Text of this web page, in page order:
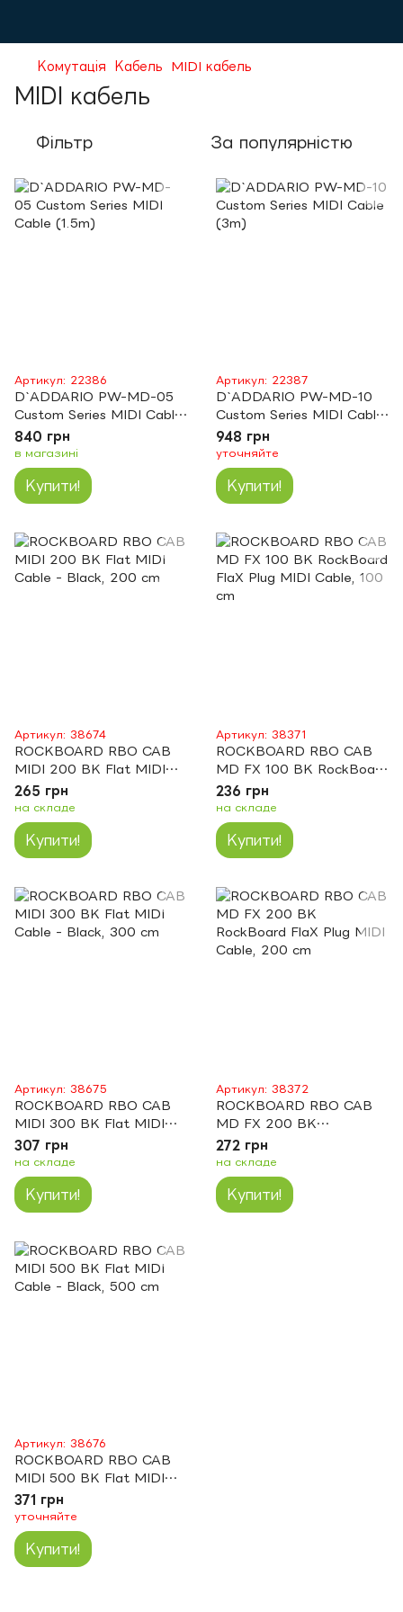
Комутація Кабель MIDI кабель
MIDI кабель
Фільтр За популярністю
Артикул: 22386
D`ADDARIO PW-MD-05
Custom Series MIDI Cable
(1.5m)
840 грн
в магазині
Купити!
Артикул: 22387
D`ADDARIO PW-MD-10
Custom Series MIDI Cable
(3m)
948 грн
уточняйте
Купити!
Артикул: 38674
ROCKBOARD RBO CAB
MIDI 200 BK Flat MIDI
Cable - Black, 200 cm
265 грн
на складе
Купити!
Артикул: 38371
ROCKBOARD RBO CAB
MD FX 100 BK RockBoard
FlaX Plug MIDI Cable, 100
cm
236 грн
на складе
Купити!
Артикул: 38675
ROCKBOARD RBO CAB
MIDI 300 BK Flat MIDI
Cable - Black, 300 cm
307 грн
на складе
Купити!
Артикул: 38372
ROCKBOARD RBO CAB
MD FX 200 BK
RockBoard FlaX Plug MIDI
Cable, 200 cm
272 грн
на складе
Купити!
Артикул: 38676
ROCKBOARD RBO CAB
MIDI 500 BK Flat MIDI
Cable - Black, 500 cm
371 грн
уточняйте
Купити!